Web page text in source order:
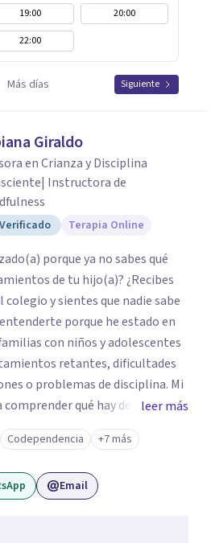
19:00
20:00
22:00
Más días Siguiente
Giraldo
en Crianza y Disciplina
Instructora de
Verificado Terapia Online
porque ya no sabes qué
de tu hijo(a)? ¿Recibes
y sientes que nadie sabe
retantes, dificultades
o problemas de disciplina. Mi
qué hay detrás de
las habilidades y
que familia e institución
un niño con comportamiento
leer más
Codependencia +7 más
Email